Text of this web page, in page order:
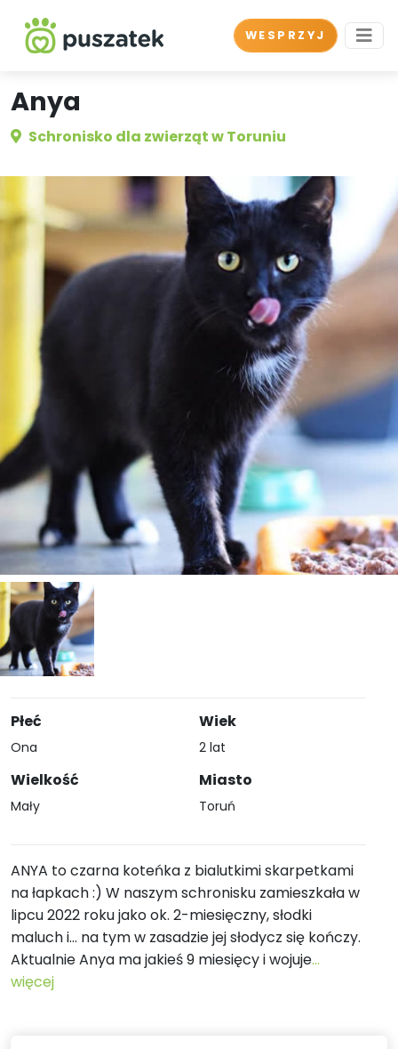
WESPRZYJ
Anya
Schronisko dla zwierząt w Toruniu
Płeć
Ona
Wielkość
Mały
Wiek
2 lat
Miasto
Toruń
ANYA to czarna koteńka z bialutkimi skarpetkami
na łapkach :) W naszym schronisku zamieszkała w
lipcu 2022 roku jako ok. 2-miesięczny, słodki
maluch i... na tym w zasadzie jej słodycz się kończy.
Aktualnie Anya ma jakieś 9 miesięcy i wojuje...
więcej